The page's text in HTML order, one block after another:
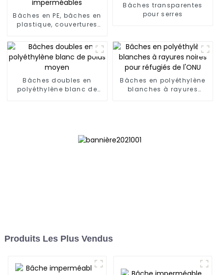
Bâches en PE, bâches en
plastique, couvertures
Bâches transparentes
pour serres
Bâches doubles en
polyéthylène blanc de
Bâches en polyéthylène
blanches à rayures
Produits Les Plus Vendus